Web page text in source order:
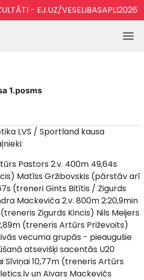
- EJ.UZ/VESELIBASAPLI2026
1.posms
LVS / Sportland kausa
Pastors 2.v. 400m 49,64s
Matīss Gržibovskis (pārstāv arī
(treneri Gints Bitītis / Zigurds
Mackeviča 2.v. 800m 2:20,9min
(treneris Zigurds Kincis) Nils Meijers
(treneris Artūrs Priževoits)
vecuma grupās - pieaugušie
atsevišķi sacentās U20
Sīviņai 10,77m (treneris Artūrs
un Aivars Mackevičs